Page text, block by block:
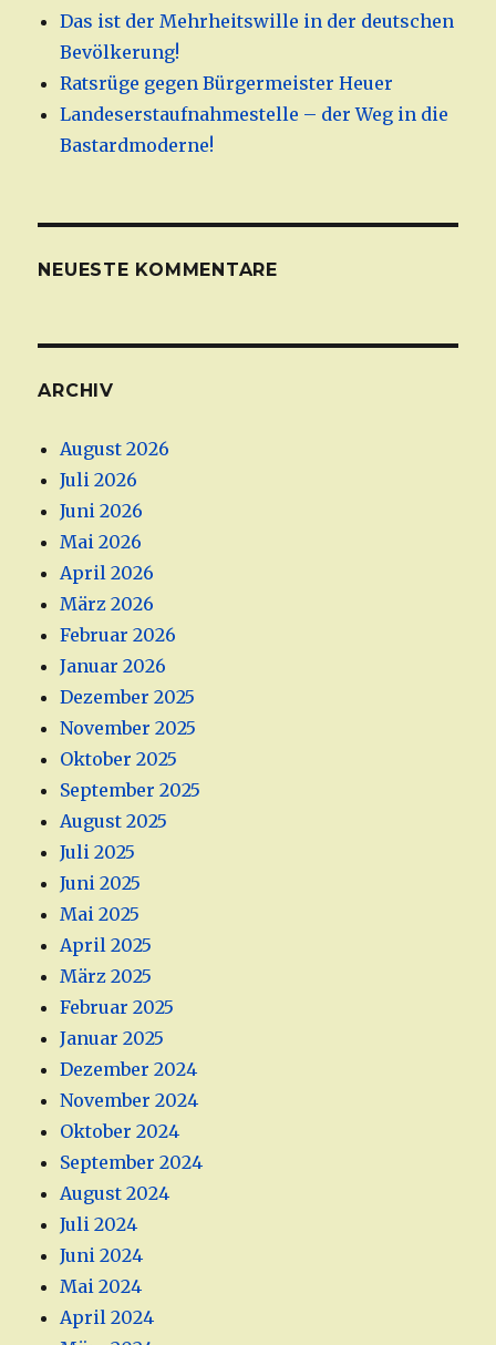
Das ist der Mehrheitswille in der deutschen
Bevölkerung!
Ratsrüge gegen Bürgermeister Heuer
Landeserstaufnahmestelle – der Weg in die
Bastardmoderne!
NEUESTE KOMMENTARE
ARCHIV
August 2026
Juli 2026
Juni 2026
Mai 2026
April 2026
März 2026
Februar 2026
Januar 2026
Dezember 2025
November 2025
Oktober 2025
September 2025
August 2025
Juli 2025
Juni 2025
Mai 2025
April 2025
März 2025
Februar 2025
Januar 2025
Dezember 2024
November 2024
Oktober 2024
September 2024
August 2024
Juli 2024
Juni 2024
Mai 2024
April 2024